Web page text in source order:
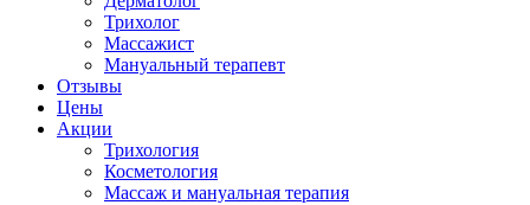
Трихолог
Массажист
Мануальный терапевт
Отзывы
Цены
Акции
Трихология
Косметология
Массаж и мануальная терапия